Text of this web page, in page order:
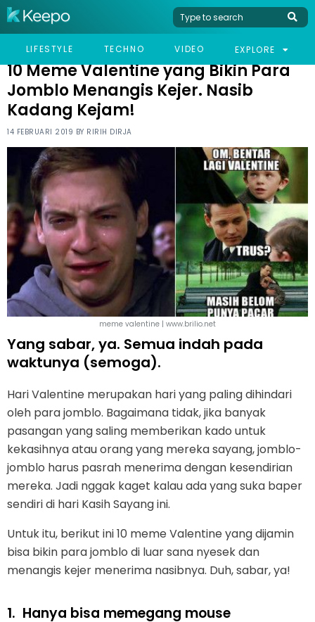
LIFESTYLE TECHNO VIDEO EXPLORE
HOME HUMOR
10 MEME VALENTINE YANG BIKIN PARA JOMBLO MENANGIS KEJER.
10 Meme Valentine yang Bikin Para
Jomblo Menangis Kejer. Nasib
Kadang Kejam!
14 FEBRUARI 2019 BY RIRIH DIRJA
meme valentine | www.brilio.net
Yang sabar, ya. Semua indah pada
waktunya (semoga).
Hari Valentine merupakan hari yang paling dihindari
oleh para jomblo. Bagaimana tidak, jika banyak
pasangan yang saling memberikan kado untuk
kekasihnya atau orang yang mereka sayang, jomblo-
jomblo harus pasrah menerima dengan kesendirian
mereka. Jadi nggak kaget kalau ada yang suka baper
sendiri di hari Kasih Sayang ini.
Untuk itu, berikut ini 10 meme Valentine yang dijamin
bisa bikin para jomblo di luar sana nyesek dan
menangis kejer menerima nasibnya. Duh, sabar, ya!
1. Hanya bisa memegang mouse